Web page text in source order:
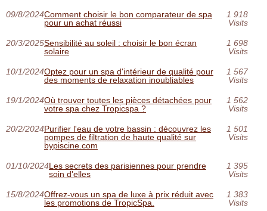
09/8/2024Comment choisir le bon comparateur de spa
pour un achat réussi
1 918
Visits
20/3/2025Sensibilité au soleil : choisir le bon écran
solaire
1 698
Visits
10/1/2024Optez pour un spa d'intérieur de qualité pour
des moments de relaxation inoubliables
1 567
Visits
19/1/2024Où trouver toutes les pièces détachées pour
votre spa chez Tropicspa ?
1 562
Visits
20/2/2024Purifier l'eau de votre bassin : découvrez les
pompes de filtration de haute qualité sur
bypiscine.com
1 501
Visits
01/10/2024Les secrets des parisiennes pour prendre
soin d'elles
1 395
Visits
15/8/2024Offrez-vous un spa de luxe à prix réduit avec
les promotions de TropicSpa.
1 383
Visits